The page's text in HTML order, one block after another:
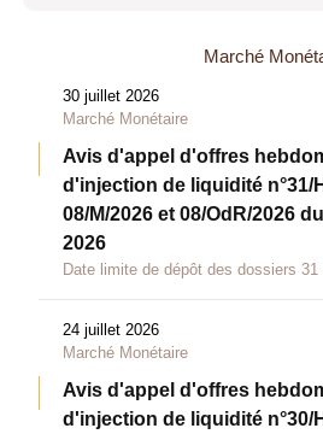
Marché
30 juillet 2026
Marché Monétaire
Avis d'appel d'offres
d'injection de liquidité n°31/
08/M/2026 et 08/OdR/2026
2026
Date limite de dépôt des dossiers
24 juillet 2026
Marché Monétaire
Avis d'appel d'offres
d'injection de liquidité n°30/